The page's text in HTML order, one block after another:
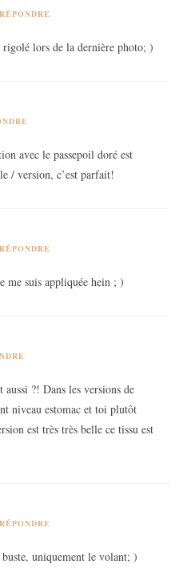
RÉPONDRE
lors de la dernière photo; )
avec le passepoil doré est
/ version, c’est parfait!
RÉPONDRE
me suis appliquée hein ; )
?! Dans les versions de
niveau estomac et toi plutôt
est très très belle ce tissu est
RÉPONDRE
uniquement le volant; )